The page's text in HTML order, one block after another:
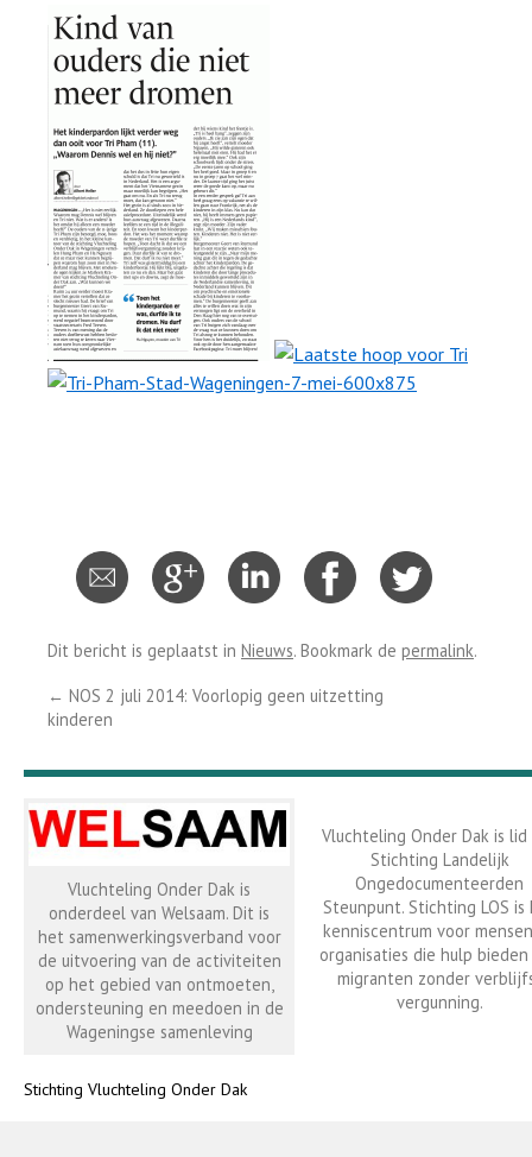
Dit bericht is geplaatst in Nieuws. Bookmark de permalink.
← NOS 2 juli 2014: Voorlopig geen uitzetting
kinderen
Vluchteling Onder Dak is
onderdeel van Welsaam. Dit is
het samenwerkingsverband voor
de uitvoering van de activiteiten
op het gebied van ontmoeten,
ondersteuning en meedoen in de
Wageningse samenleving
Vluchteling Onder Dak is lid
Stichting Landelijk
Ongedocumenteerden
Steunpunt. Stichting LOS is
kenniscentrum voor
organisaties die hulp bieden
migranten zonder
vergunning.
Stichting Vluchteling Onder Dak